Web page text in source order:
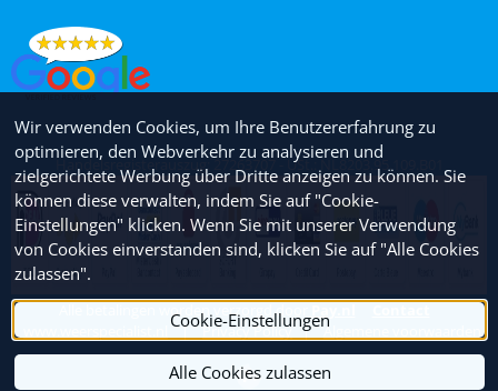
Handelsregisterauszug: 27263707 - USt.: NL8203.95.109.B01
Alle betalingen worden verzorgd door
|Privacy Policy|Algemene voorwaarden
Wir verwenden Cookies, um Ihre Benutzererfahrung zu
optimieren, den Webverkehr zu analysieren und
zielgerichtete Werbung über Dritte anzeigen zu können. Sie
können diese verwalten, indem Sie auf "Cookie-
Einstellungen" klicken. Wenn Sie mit unserer Verwendung
von Cookies einverstanden sind, klicken Sie auf "Alle Cookies
zulassen".
Cookie-Einstellungen
Alle Cookies zulassen